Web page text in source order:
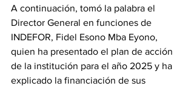
A continuación, tomó la palabra el
Director General en funciones de
INDEFOR, Fidel Esono Mba Eyono,
quien ha presentado el plan de acción
de la institución para el año 2025 y ha
explicado la financiación de sus